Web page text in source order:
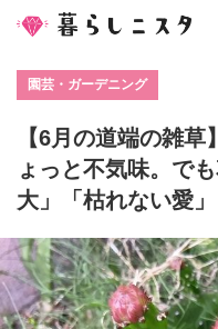
園芸・ガーデニング
【6月の道端の雑
ょっと不気味。で
大」「枯れない愛」